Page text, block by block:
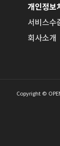
개인정보
서비스수
회사소개
Copyright ©